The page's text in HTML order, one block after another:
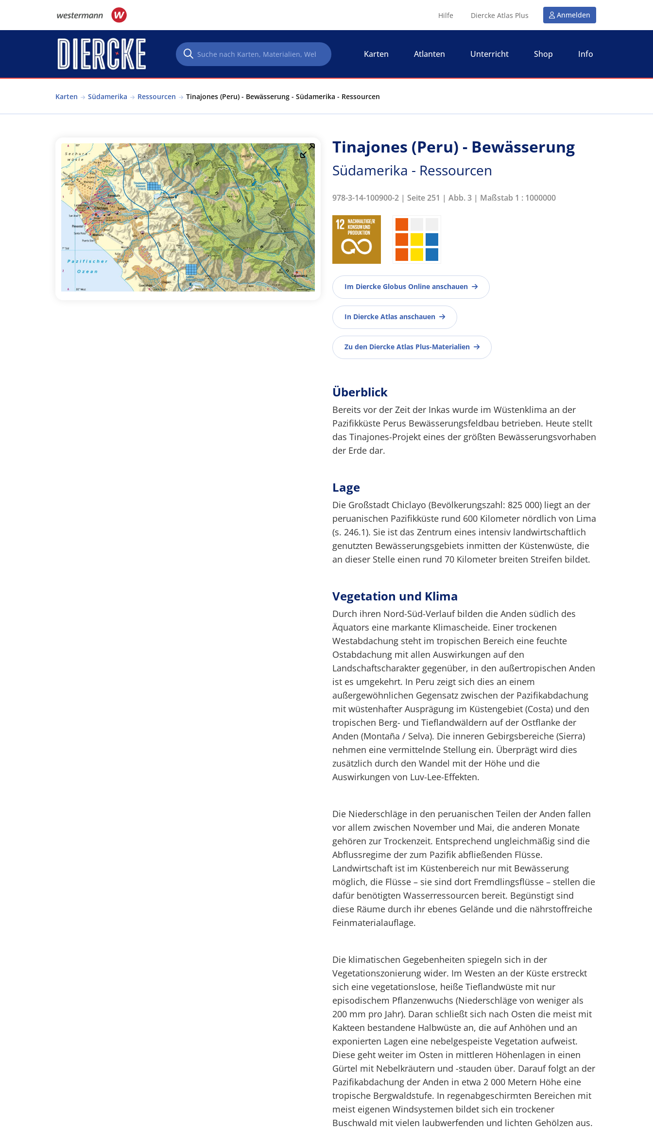
Hilfe Diercke Atlas Plus Anmelden
Karten Atlanten Unterricht Shop Info
Karten Südamerika Ressourcen Tinajones (Peru) - Bewässerung - Südamerika - Ressourcen
Tinajones (Peru) - Bewässerung
Südamerika - Ressourcen
978-3-14-100900-2 | Seite 251 | Abb. 3 | Maßstab 1 : 1000000
Im Diercke Globus Online anschauen
In Diercke Atlas anschauen
Zu den Diercke Atlas Plus-Materialien
Überblick
Bereits vor der Zeit der Inkas wurde im Wüstenklima an der
Pazifikküste Perus Bewässerungsfeldbau betrieben. Heute stellt
das Tinajones-Projekt eines der größten Bewässerungsvorhaben
der Erde dar.
Lage
Die Großstadt Chiclayo (Bevölkerungszahl: 825 000) liegt an der
peruanischen Pazifikküste rund 600 Kilometer nördlich von Lima
(s. 246.1). Sie ist das Zentrum eines intensiv landwirtschaftlich
genutzten Bewässerungsgebiets inmitten der Küstenwüste, die
an dieser Stelle einen rund 70 Kilometer breiten Streifen bildet.
Vegetation und Klima
Durch ihren Nord-Süd-Verlauf bilden die Anden südlich des
Äquators eine markante Klimascheide. Einer trockenen
Westabdachung steht im tropischen Bereich eine feuchte
Ostabdachung mit allen Auswirkungen auf den
Landschaftscharakter gegenüber, in den außertropischen Anden
ist es umgekehrt. In Peru zeigt sich dies an einem
außergewöhnlichen Gegensatz zwischen der Pazifikabdachung
mit wüstenhafter Ausprägung im Küstengebiet (Costa) und den
tropischen Berg- und Tieflandwäldern auf der Ostflanke der
Anden (Montaña / Selva). Die inneren Gebirgsbereiche (Sierra)
nehmen eine vermittelnde Stellung ein. Überprägt wird dies
zusätzlich durch den Wandel mit der Höhe und die
Auswirkungen von Luv-Lee-Effekten.
Die Niederschläge in den peruanischen Teilen der Anden fallen
vor allem zwischen November und Mai, die anderen Monate
gehören zur Trockenzeit. Entsprechend ungleichmäßig sind die
Abflussregime der zum Pazifik abfließenden Flüsse.
Landwirtschaft ist im Küstenbereich nur mit Bewässerung
möglich, die Flüsse – sie sind dort Fremdlingsflüsse – stellen die
dafür benötigten Wasserressourcen bereit. Begünstigt sind
diese Räume durch ihr ebenes Gelände und die nährstoffreiche
Feinmaterialauflage.
Die klimatischen Gegebenheiten spiegeln sich in der
Vegetationszonierung wider. Im Westen an der Küste erstreckt
sich eine vegetationslose, heiße Tieflandwüste mit nur
episodischem Pflanzenwuchs (Niederschläge von weniger als
200 mm pro Jahr). Daran schließt sich nach Osten die meist mit
Kakteen bestandene Halbwüste an, die auf Anhöhen und an
exponierten Lagen eine nebelgespeiste Vegetation aufweist.
Diese geht weiter im Osten in mittleren Höhenlagen in einen
Gürtel mit Nebelkräutern und -stauden über. Darauf folgt an der
Pazifikabdachung der Anden in etwa 2 000 Metern Höhe eine
tropische Bergwaldstufe. In regenabgeschirmten Bereichen mit
meist eigenen Windsystemen bildet sich ein trockener
Buschwald mit vielen laubwerfenden und lichten Gehölzen aus.